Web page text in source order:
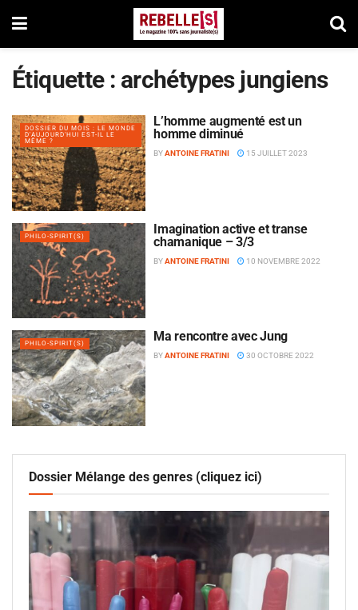
Étiquette : archétypes jungiens
DOSSIER DU MOIS : LE MONDE
D'AUJOURD'HUI EST-IL LE
MÊME ?
L’homme augmenté est un
homme diminué
BYANTOINE FRATINI 15 JUILLET 2023
PHILO-SPIRIT(S)
Imagination active et transe
chamanique – 3/3
BYANTOINE FRATINI 10 NOVEMBRE 2022
PHILO-SPIRIT(S) Ma rencontre avec Jung
BYANTOINE FRATINI 30 OCTOBRE 2022
Dossier Mélange des genres (cliquez ici)